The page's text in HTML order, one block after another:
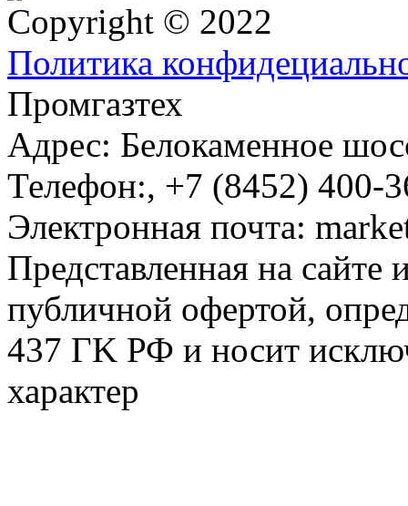
Copyright © 2022
Политика
Промгазтех
Адрес: Белокаменное
Телефон:, +7 (8452) 400-
Электронная почта:
Представленная на сайте
публичной офертой,
437 ГK РФ и носит
характер